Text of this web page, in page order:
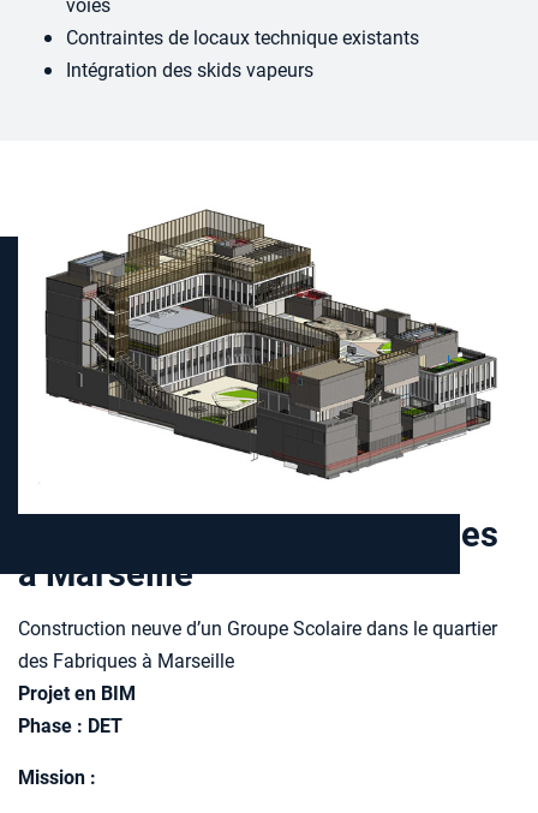
Contraintes de locaux technique existants
Intégration des skids vapeurs
Groupe Scolaire Les Fabriques
à Marseille
Construction neuve d’un Groupe Scolaire dans le quartier
des Fabriques à Marseille
Projet en BIM
Phase : DET
Mission :